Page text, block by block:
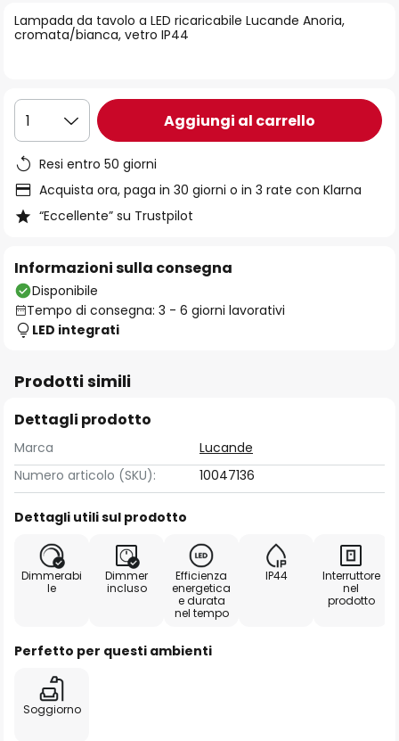
immagini
Lampada da tavolo a LED ricaricabile Lucande Anoria,
cromata/bianca, vetro IP44
1 Aggiungi al carrello
Resi entro 50 giorni
Acquista ora, paga in 30 giorni o in 3 rate con Klarna
“Eccellente” su Trustpilot
Informazioni sulla consegna
Disponibile
Tempo di consegna: 3 - 6 giorni lavorativi
LED integrati
Prodotti simili
Dettagli prodotto
Marca
Lucande
Numero articolo (SKU):
10047136
Dettagli utili sul prodotto
Dimmerabi
le
Dimmer
incluso
Efficienza
energetica
e durata
nel tempo
IP44
Interruttore
nel
prodotto
Perfetto per questi ambienti
Soggiorno